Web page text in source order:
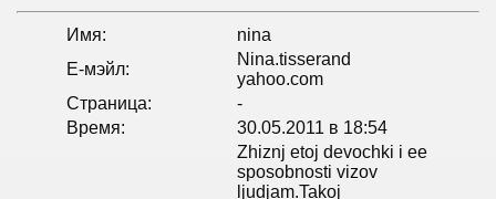
Имя:
nina
Е-мэйл:
Nina.tisserand
yahoo.com
Страница:
-
Время:
30.05.2011 в 18:54
Zhiznj etoj devochki i ee
sposobnosti vizov
ljudjam.Takoj